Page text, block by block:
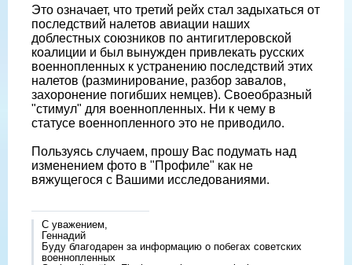
Это означает, что третий рейх стал задыхаться от
последствий налетов авиации наших
доблестных союзников по антигитлеровской
коалиции и был вынужден привлекать русских
военнопленных к устранению последствий этих
налетов (разминирование, разбор завалов,
захоронение погибших немцев). Своеобразный
"стимул" для военнопленных. Ни к чему в
статусе военнопленного это не приводило.
Пользуясь случаем, прошу Вас подумать над
изменением фото в "Профиле" как не
вяжущегося с Вашими исследованиями.
С уважением,
Геннадий
Буду благодарен за информацию о побегах советских
военнопленных